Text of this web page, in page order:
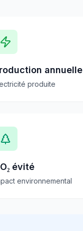
annuelle
produite
évité
environnemental